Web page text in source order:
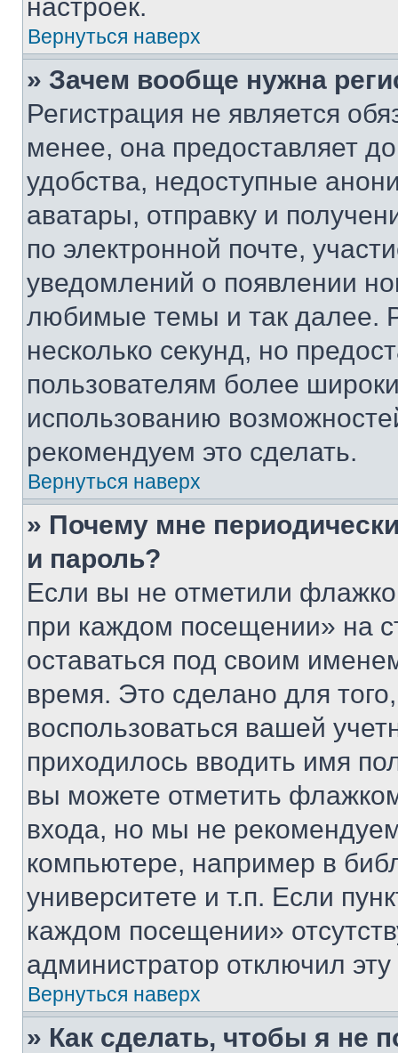
настроек.
Вернуться наверх
» Зачем вообще нужна
Регистрация не является
менее, она предоставляет
удобства, недоступные
аватары, отправку и
по электронной почте,
уведомлений о появлении
любимые темы и так далее.
несколько секунд, но
пользователям более
использованию
рекомендуем это сделать.
Вернуться наверх
» Почему мне
и пароль?
Если вы не отметили
при каждом посещении» на
оставаться под своим
время. Это сделано для
воспользоваться вашей
приходилось вводить имя
вы можете отметить
входа, но мы не
компьютере, например в
университете и т.п. Если
каждом посещении»
администратор отключил
Вернуться наверх
» Как сделать, чтобы я не